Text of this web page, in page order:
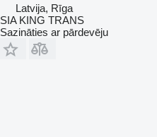
Latvija, Rīga
SIA KING TRANS
Sazināties ar pārdevēju